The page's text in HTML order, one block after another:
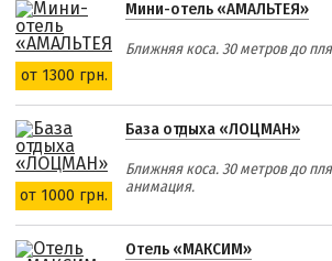
от 1300 грн.
Мини-отель «АМАЛЬТЕЯ»
Ближняя коса. 30 метров до
от 1000 грн.
База отдыха «ЛОЦМАН»
Ближняя коса. 30 метров до
анимация.
Отель «МАКСИМ»